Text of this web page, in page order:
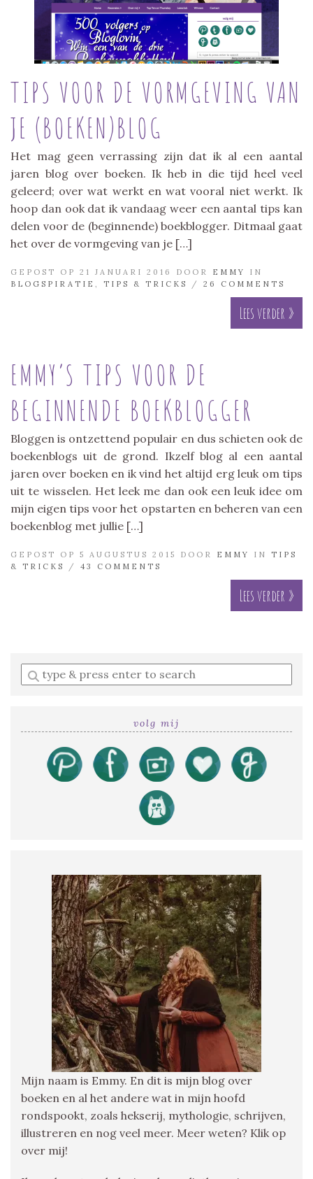
TIPS VOOR DE VORMGEVING VAN
JE (BOEKEN)BLOG
Het mag geen verrassing zijn dat ik al een aantal
jaren blog over boeken. Ik heb in die tijd heel veel
geleerd; over wat werkt en wat vooral niet werkt. Ik
hoop dan ook dat ik vandaag weer een aantal tips kan
delen voor de (beginnende) boekblogger. Ditmaal gaat
het over de vormgeving van je […]
GEPOST OP 21 JANUARI 2016 DOOR EMMY
IN
BLOGSPIRATIE
TIPS & TRICKS / 26 COMMENTS
Lees verder »
EMMY’S TIPS VOOR DE
BEGINNENDE BOEKBLOGGER
Bloggen is ontzettend populair en dus schieten ook de
boekenblogs uit de grond. Ikzelf blog al een aantal
jaren over boeken en ik vind het altijd erg leuk om tips
uit te wisselen. Het leek me dan ook een leuk idee om
mijn eigen tips voor het opstarten en beheren van een
boekenblog met jullie […]
GEPOST OP 5 AUGUSTUS 2015 DOOR EMMY IN TIPS
& TRICKS
/ 43 COMMENTS
Lees verder »
Enter
a
volg mij
Mijn naam is Emmy. En dit is mijn blog over
boeken en al het andere wat in mijn hoofd
rondspookt, zoals hekserij, mythologie, schrijven,
illustreren en nog veel meer. Meer weten? Klik op
over mij!